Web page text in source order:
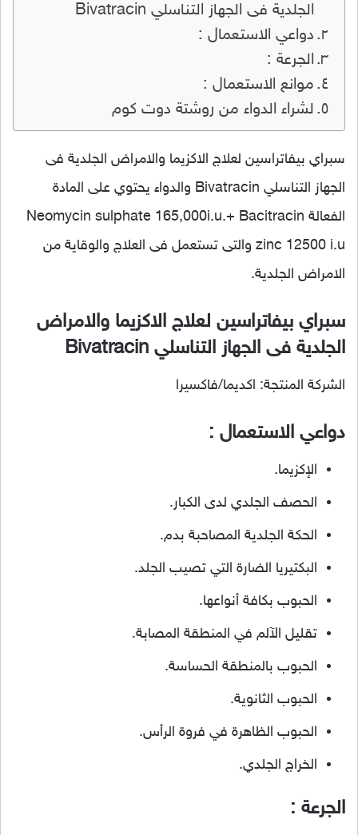
الجلدية فى الجهاز التناسلي Bivatracin
دواعي الاستعمال :
الجرعة :
موانع الاستعمال :
لشراء الدواء من روشتة دوت كوم
سبراي بيفاتراسين لعلاج الاكزيما والامراض الجلدية فى
الجهاز التناسلي Bivatracin والدواء يحتوي على المادة
الفعالة Neomycin sulphate 165,000i.u.+ Bacitracin
zinc 12500 i.u والتى تستعمل فى العلاج والوقاية من
الامراض الجلدية.
سبراي بيفاتراسين لعلاج الاكزيما والامراض
الجلدية فى الجهاز التناسلي Bivatracin
الشركة المنتجة: اكديما/فاكسيرا
دواعي الاستعمال :
الإكزيما.
الحصف الجلدي لدى الكبار.
الحكة الجلدية المصاحبة بدم.
البكتيريا الضارة التي تصيب الجلد.
الحبوب بكافة أنواعها.
تقليل الآلم في المنطقة المصابة.
الحبوب بالمنطقة الحساسة.
الحبوب الثانوية.
الحبوب الظاهرة في فروة الرأس.
الخراج الجلدي.
الجرعة :